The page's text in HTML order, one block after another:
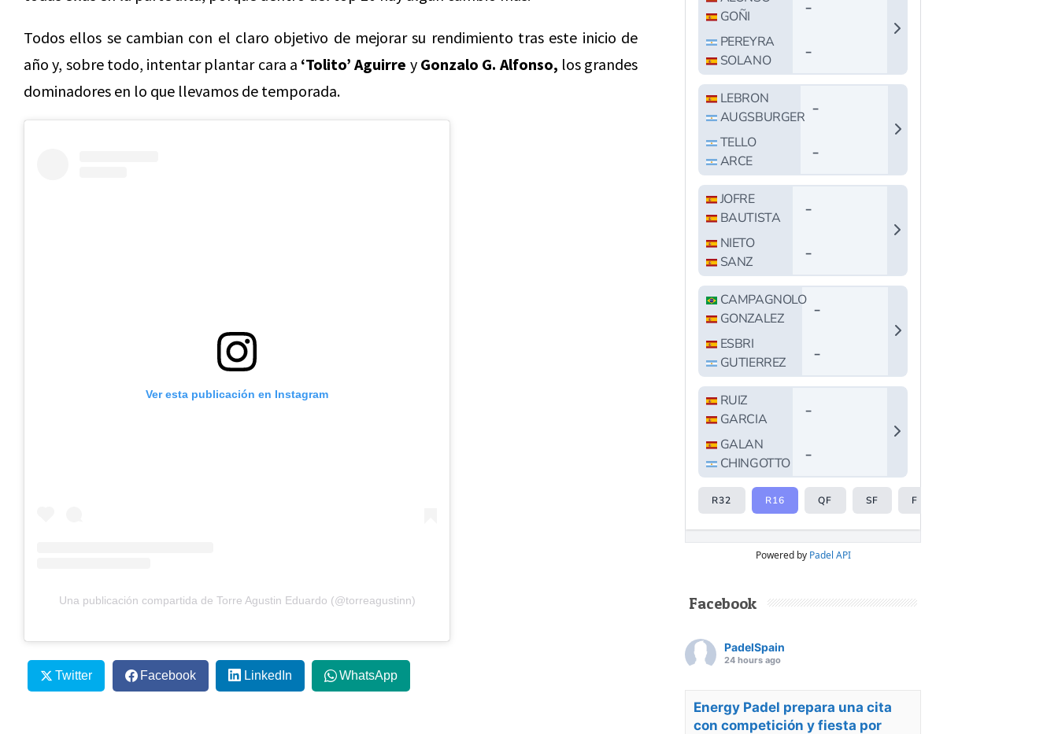
Todos ellos se cambian con el claro objetivo de mejorar su rendimiento tras este inicio de
año y, sobre todo, intentar plantar cara a ‘Tolito’ Aguirre y Gonzalo G. Alfonso, los grandes
dominadores en lo que llevamos de temporada.
Ver esta publicación en Instagram
Una publicación compartida de Torre Agustin Eduardo (@torreagustinn)
Twitter Facebook LinkedIn WhatsApp
Powered by Padel API
Facebook
PadelSpain
24 hours ago
Energy Padel prepara una cita
con competición y fiesta por